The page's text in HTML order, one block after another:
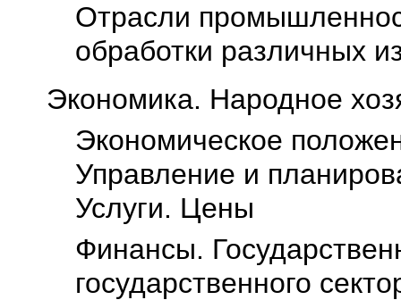
Oтрасли
обработки различных
Экономика. Народное
Экономическое
Управление и
Услуги. Цены
Финансы.
государственного